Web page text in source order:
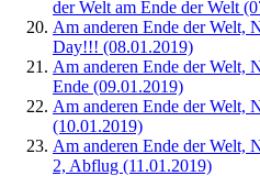
der Welt am Ende der Welt
Am anderen Ende der Welt,
Day!!! (08.01.2019)
Am anderen Ende der Welt,
Ende (09.01.2019)
Am anderen Ende der Welt,
(10.01.2019)
Am anderen Ende der Welt,
2, Abflug (11.01.2019)